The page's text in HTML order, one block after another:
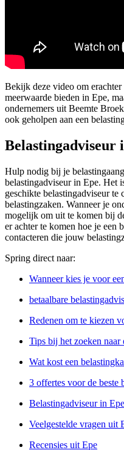
Bekijk deze video om
meerwaarde bieden in Epe,
ondernemers uit Beemte
ook geholpen aan een
Belastingadviseur
Hulp nodig bij je
belastingadviseur in Epe. Het
geschikte belastingadviseur
belastingzaken. Wanneer je
mogelijk om uit te komen bij
er achter te komen hoe je een
contacteren die jouw
Spring direct naar:
Wanneer kies je voor
betaalbare
Redenen om te kiezen
Tips bij het zoeken naar
Wat kost een
3 offertes voor de beste
Belastingadviseur in
Veelgestelde vragen uit
Recensies uit Epe